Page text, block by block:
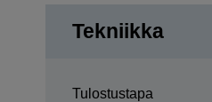
Tekniikka
Tulostustapa